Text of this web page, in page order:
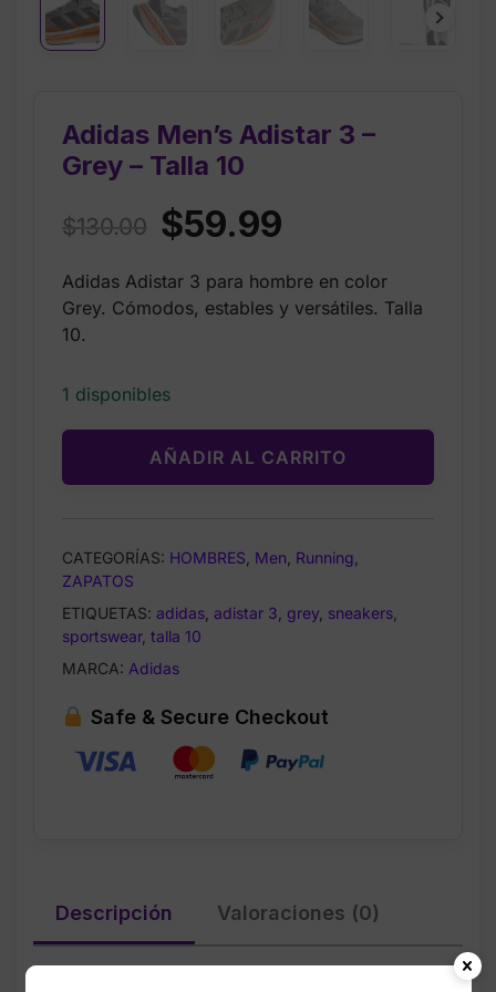
Adidas Men’s Adistar 3 –
Grey – Talla 10
$130.00 Original
was:
$59.99
is:
Adidas Adistar 3 para hombre en color
Grey. Cómodos, estables y versátiles. Talla
10.
1 disponibles
AÑADIR AL CARRITO
CATEGORÍAS: HOMBRES Men Running
ZAPATOS
ETIQUETAS: adidas adistar 3 grey sneakers
sportswear, talla 10
MARCA: Adidas
Safe & Secure Checkout
Descripción Valoraciones (0)